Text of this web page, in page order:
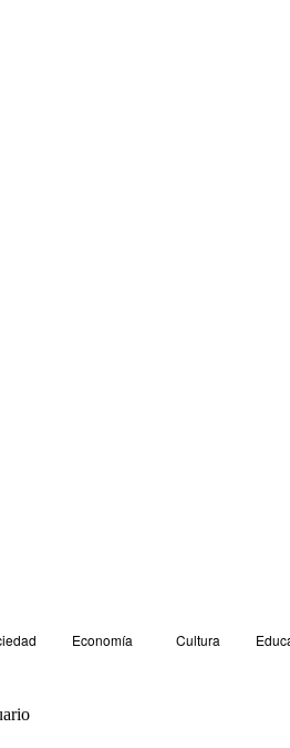
Economía Cultura